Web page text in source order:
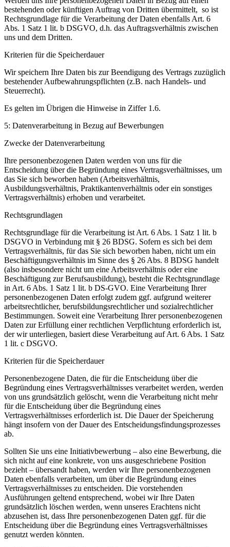
bestehenden oder künftigen Auftrag von Dritten übermittelt, so ist
Rechtsgrundlage für die Verarbeitung der Daten ebenfalls Art. 6
Abs. 1 Satz 1 lit. b DSGVO, d.h. das Auftragsverhältnis zwischen
uns und dem Dritten.
Kriterien für die Speicherdauer
Wir speichern Ihre Daten bis zur Beendigung des Vertrags zuzüglich
bestehender Aufbewahrungspflichten (z.B. nach Handels- und
Steuerrecht).
Es gelten im Übrigen die Hinweise in Ziffer 1.6.
5: Datenverarbeitung in Bezug auf Bewerbungen
Zwecke der Datenverarbeitung
Ihre personenbezogenen Daten werden von uns für die
Entscheidung über die Begründung eines Vertragsverhältnisses, um
das Sie sich beworben haben (Arbeitsverhältnis,
Ausbildungsverhältnis, Praktikantenverhältnis oder ein sonstiges
Vertragsverhältnis) erhoben und verarbeitet.
Rechtsgrundlagen
Rechtsgrundlage für die Verarbeitung ist Art. 6 Abs. 1 Satz 1 lit. b
DSGVO in Verbindung mit § 26 BDSG. Sofern es sich bei dem
Vertragsverhältnis, für das Sie sich beworben haben, nicht um ein
Beschäftigungsverhältnis im Sinne des § 26 Abs. 8 BDSG handelt
(also insbesondere nicht um eine Arbeitsverhältnis oder eine
Beschäftigung zur Berufsausbildung), besteht die Rechtsgrundlage
in Art. 6 Abs. 1 Satz 1 lit. b DS-GVO. Eine Verarbeitung Ihrer
personenbezogenen Daten erfolgt zudem ggf. aufgrund weiterer
arbeitsrechtlicher, berufsbildungsrechtlicher und sozialrechtlicher
Bestimmungen. Soweit eine Verarbeitung Ihrer personenbezogenen
Daten zur Erfüllung einer rechtlichen Verpflichtung erforderlich ist,
der wir unterliegen, basiert diese Verarbeitung auf Art. 6 Abs. 1 Satz
1 lit. c DSGVO.
Kriterien für die Speicherdauer
Personenbezogene Daten, die für die Entscheidung über die
Begründung eines Vertragsverhältnisses verarbeitet werden, werden
von uns grundsätzlich gelöscht, wenn die Verarbeitung nicht mehr
für die Entscheidung über die Begründung eines
Vertragsverhältnisses erforderlich ist. Die Dauer der Speicherung
hängt insofern von der Dauer des Entscheidungsfindungsprozesses
ab.
Sollten Sie uns eine Initiativbewerbung – also eine Bewerbung, die
sich nicht auf eine konkrete, von uns ausgeschriebene Position
bezieht – übersandt haben, werden wir Ihre personenbezogenen
Daten ebenfalls verarbeiten, um über die Begründung eines
Vertragsverhältnisses zu entscheiden. Die vorstehenden
Ausführungen geltend entsprechend, wobei wir Ihre Daten
grundsätzlich löschen werden, wenn unseres Erachtens nicht
abzusehen ist, dass Ihre personenbezogenen Daten ggf. für die
Entscheidung über die Begründung eines Vertragsverhältnisses
genutzt werden könnten.